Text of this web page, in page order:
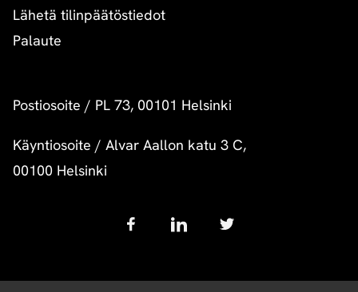
Lähetä tilinpäätöstiedot
Palaute
Postiosoite / PL 73, 00101 Helsinki
Käyntiosoite / Alvar Aallon katu 3 C,
00100 Helsinki